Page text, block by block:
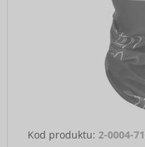
Kod produktu: 2-0004-